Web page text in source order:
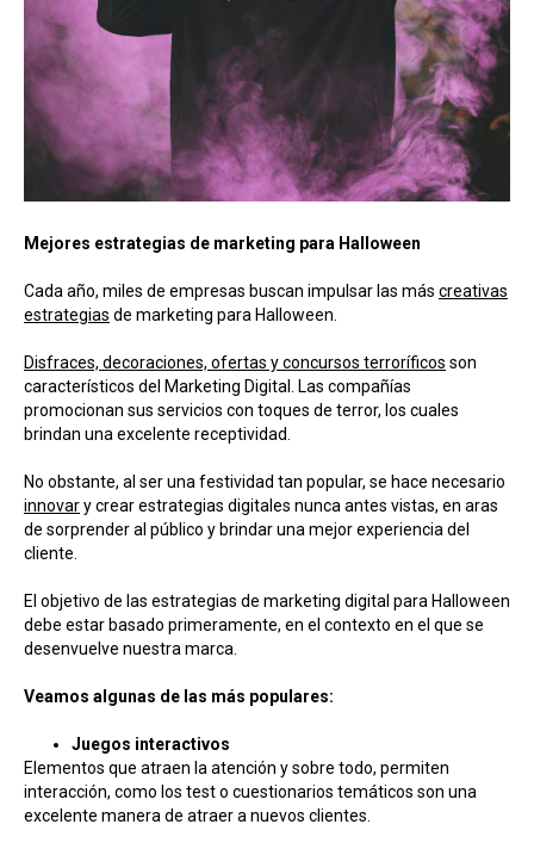
Mejores estrategias de marketing para Halloween
Cada año, miles de empresas buscan impulsar las más creativas
estrategias de marketing para Halloween.
Disfraces, decoraciones, ofertas y concursos terroríficos son
característicos del Marketing Digital. Las compañías
promocionan sus servicios con toques de terror, los cuales
brindan una excelente receptividad.
No obstante, al ser una festividad tan popular, se hace necesario
innovary crear estrategias digitales nunca antes vistas, en aras
de sorprender al público y brindar una mejor experiencia del
cliente.
El objetivo de las estrategias de marketing digital para Halloween
debe estar basado primeramente, en el contexto en el que se
desenvuelve nuestra marca.
Veamos algunas de las más populares:
Juegos interactivos
Elementos que atraen la atención y sobre todo, permiten
interacción, como los test o cuestionarios temáticos son una
excelente manera de atraer a nuevos clientes.